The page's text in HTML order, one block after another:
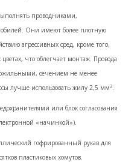
проводниками,
Они имеют более плотную
агрессивных сред, кроме того,
что облегчает монтаж. Провода
сечением не менее
лучше использовать жилу 2,5 мм 2
или блок согласования
«начинкой»).
гофрированный рукав для
пластиковых хомутов.